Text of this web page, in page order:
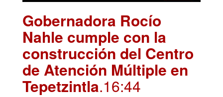
Gobernadora Rocío
Nahle cumple con la
construcción del Centro
de Atención Múltiple en
Tepetzintla.16:44